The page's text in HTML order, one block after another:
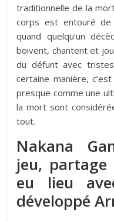
traditionnelle de la
corps est entouré de
quand quelqu’un
boivent, chantent et
du défunt avec
certaine manière,
presque comme une
la mort sont
tout.
Nakana
jeu,
eu lieu
développé